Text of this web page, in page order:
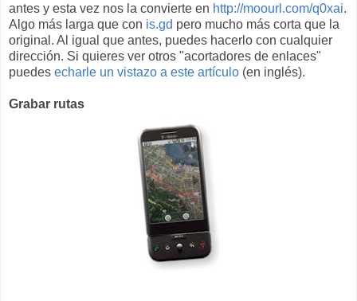
antes y esta vez nos la convierte en http://moourl.com/q0xai.
Algo más larga que con is.gd pero mucho más corta que la
original. Al igual que antes, puedes hacerlo con cualquier
dirección. Si quieres ver otros "acortadores de enlaces"
puedes echarle un vistazo a este artículo (en inglés).
Grabar rutas